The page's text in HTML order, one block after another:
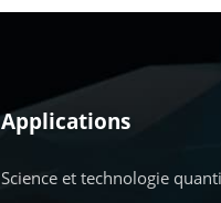
Applications
Science et technologie